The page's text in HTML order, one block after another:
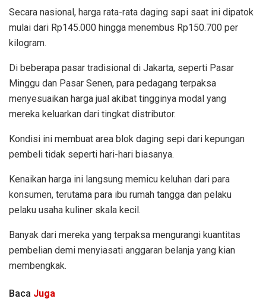
Secara nasional, harga rata-rata daging sapi saat ini dipatok
mulai dari Rp145.000 hingga menembus Rp150.700 per
kilogram.
Di beberapa pasar tradisional di Jakarta, seperti Pasar
Minggu dan Pasar Senen, para pedagang terpaksa
menyesuaikan harga jual akibat tingginya modal yang
mereka keluarkan dari tingkat distributor.
Kondisi ini membuat area blok daging sepi dari kepungan
pembeli tidak seperti hari-hari biasanya.
Kenaikan harga ini langsung memicu keluhan dari para
konsumen, terutama para ibu rumah tangga dan pelaku
pelaku usaha kuliner skala kecil.
Banyak dari mereka yang terpaksa mengurangi kuantitas
pembelian demi menyiasati anggaran belanja yang kian
membengkak.
Baca Juga